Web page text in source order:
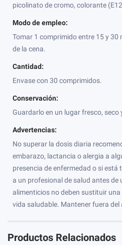
picolinato de cromo, colorante
Modo de empleo:
Tomar 1 comprimido entre 15 y
de la cena.
Cantidad:
Envase con 30 comprimidos.
Conservación:
Guardarlo en un lugar fresco, seco
Advertencias:
No superar la dosis diaria
embarazo, lactancia o alergia a
presencia de enfermedad o si
a un profesional de salud antes de
alimenticios no deben sustituir
vida saludable. Mantener fuera del
Productos Relacionados